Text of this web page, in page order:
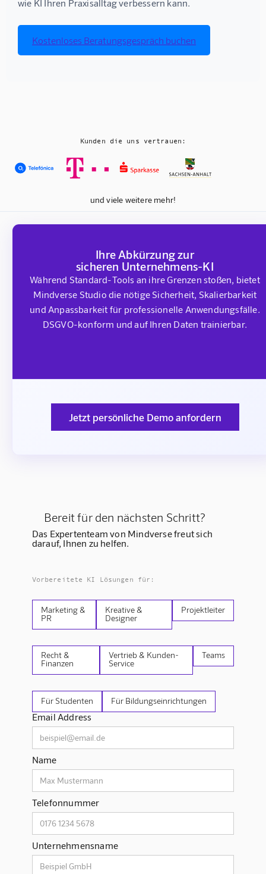
wie KI Ihren Praxisalltag verbessern kann.
Kostenloses Beratungsgespräch buchen
Kunden die uns vertrauen:
und viele weitere mehr!
Ihre Abkürzung zur
sicheren Unternehmens-KI
Während Standard-Tools an ihre Grenzen stoßen, bietet
Mindverse Studio die nötige Sicherheit, Skalierbarkeit
und Anpassbarkeit für professionelle Anwendungsfälle.
DSGVO-konform und auf Ihren Daten trainierbar.
Jetzt persönliche Demo anfordern
Bereit für den nächsten Schritt?
Das Expertenteam von Mindverse freut sich
darauf, Ihnen zu helfen.
Vorbereitete KI Lösungen für:
Marketing &
PR
Kreative &
Designer
Projektleiter
Recht &
Finanzen
Vertrieb & Kunden-
Service
Teams
Für Studenten Für Bildungseinrichtungen
Email Address
Name
Telefonnummer
Unternehmensname